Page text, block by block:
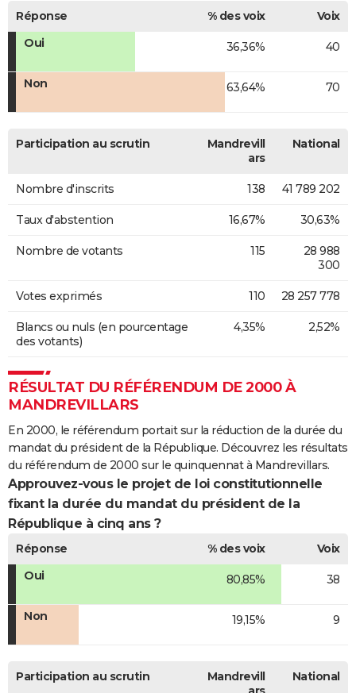
Réponse % des voix
Voix
Oui
36,36% 40
Non 63,64% 70
Participation au scrutin
Mandrevill
ars
National
Nombre d'inscrits 138 41 789 202
Taux d'abstention 16,67% 30,63%
Nombre de votants 115
28 988
300
Votes exprimés 110 28 257 778
Blancs ou nuls (en pourcentage
des votants)
4,35% 2,52%
RÉSULTAT DU RÉFÉRENDUM DE 2000 À
MANDREVILLARS
En 2000, le référendum portait sur la réduction de la durée du
mandat du président de la République. Découvrez les résultats
du référendum de 2000 sur le quinquennat à Mandrevillars.
Approuvez-vous le projet de loi constitutionnelle
fixant la durée du mandat du président de la
République à cinq ans ?
Réponse % des voix
Voix
Oui
80,85% 38
Non 19,15% 9
Participation au scrutin
Mandrevill
National